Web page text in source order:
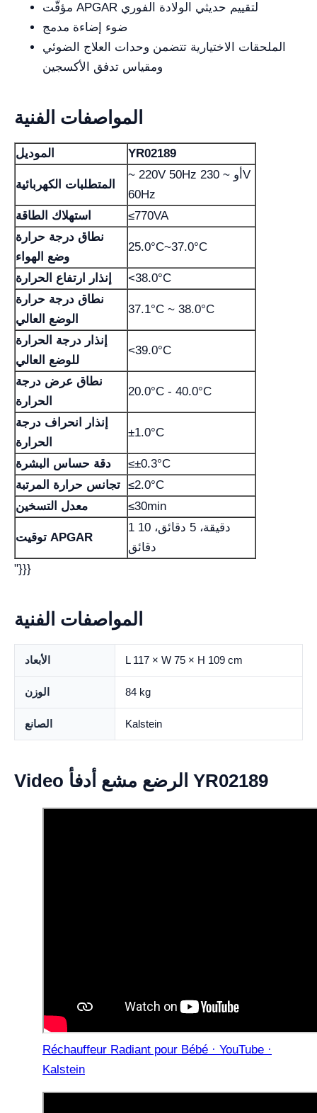
مؤقّت APGAR لتقييم حديثي الولادة الفوري
ضوء إضاءة مدمج
الملحقات الاختيارية تتضمن وحدات العلاج الضوئي
ومقياس تدفق الأكسجين
المواصفات الفنية
الموديل YR02189
المتطلبات الكهربائية
~ 220V 50Hz أو ~ 230V
60Hz
استهلاك الطاقة
≤770VA
نطاق درجة حرارة
وضع الهواء
25.0°C~37.0°C
إنذار ارتفاع الحرارة
<38.0°C
نطاق درجة حرارة
الوضع العالي
37.1°C ~ 38.0°C
إنذار درجة الحرارة
للوضع العالي
<39.0°C
نطاق عرض درجة
الحرارة
20.0°C - 40.0°C
إنذار انحراف درجة
الحرارة
±1.0°C
دقة حساس البشرة
≤±0.3°C
تجانس حرارة المرتبة ≤2.0°C
معدل التسخين
≤30min
توقيت APGAR
1 دقيقة، 5 دقائق، 10
دقائق
"}}}
المواصفات الفنية
الأبعاد L 117 × W 75 × H 109 cm
الوزن 84 kg
الصانع Kalstein
Video الرضع مشع أدفأ YR02189
Réchauffeur Radiant pour Bébé · YouTube ·
Kalstein